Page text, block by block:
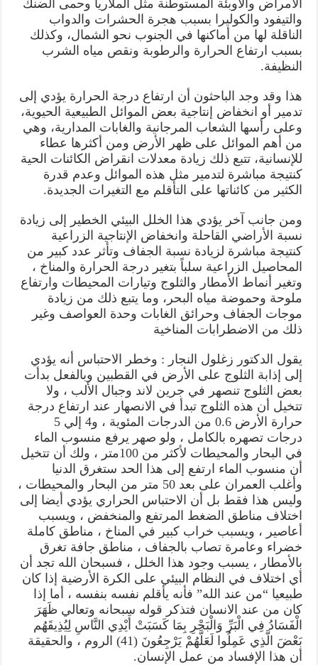
الأمراض والأوبئة المستوطنة مثل الملاريا وحمى الضنك
والتيفود والكوليرا بسبب هجرة الحشرات والدواب
الناقلة لها من أماكنها في الجنوب نحو الشمال، وكذلك
بسبب ارتفاع الحرارة والرطوبة ونقص مياه الشرب
النظيفة.
هذا وقد وجد الباحثون أن ارتفاع درجة الحرارة يؤدي إلى
تدمير أو انخفاض إنتاجية بعض الموائل الطبيعية الحيوية،
وعلى رأسها الشعاب المرجانية والغابات المدارية، وهي
من أهم الموائل على ظهر الأرض ومن أكثرها عطاء
للإنسانية، تتبع ذلك زيادة معدلات انقراض الكائنات الحية
كنتيجة مباشرة لتدمير مثل هذه الموائل وعدم قدرة
الكثير من كائناتها على التأقلم مع التغيرات الجديدة.
ومن جانب آخر يؤدي هذا الخلل البيئي الخطير إلى زيادة
نسبة الأراضي القاحلة وانخفاض الإنتاجية الزراعية
كنتيجة مباشرة لزيادة نسبة الجفاف وتأثر عدد كبير من
المحاصيل الزراعية سلباً بتغير درجة الحرارة والمناخ ،
وتغير أنماط الأمطار والثلوج وتيارات المحيطات وارتفاع
ملوحة وحموضة مياه البحر، وما يتبع ذلك من زيادة
موجات الجفاف وحرائق الغابات وحدة العواصف وغير
ذلك من الاضطرابات المناخية
يقول الدكتور زغلول النجار : وخطر الاحتباس أنه يؤدي
إلى إذابة الثلوج على الأرض في القطبين وبالفعل بدأت
بعض الثلوج تنصهر في جرين لاند وجبال الألب ، ولا
تتخيل أن هذه الثلوج تبدأ في الانصهار عند ارتفاع درجة
حرارة الأرض 0.6 من الدرجات المئوية ، و4 إلي 5
درجات تصهره بالكامل ، ولو صهر يرفع منسوب الماء
في البحار والمحيطات لأكثر من 100متر ، ولك أن تتخيل
أن منسوب الماء ارتفع إلى هذا الحد ستغرق الدنيا
وأغلب العمران على بعد 50 متر من البحار والمحيطات ،
وليس هذا فقط بل أن الاحتباس الحراري يؤدي أيضا إلى
اختلاف مناطق الضغط المرتفع والمنخفض ، ويسبب
أعاصير ، ويسبب خراب كبير في المناخ ، مناطق كاملة
خضراء وعامرة تصاب بالجفاف ، مناطق جافة تغرق
بالأمطار ، يسبب وجود هذا الخلل ، فسبحان الله تجد أن
أي اختلاف في النظام البيئي على الكرة الأرضية إذا كان
طبيعيا “من عند الله” فأنه يأقلم نفسه بنفسه ، أما إذا
كان من عند الانسان فتذكر قوله سبحانه وتعالي ظَهَرَ
الْفَسَادُ فِي الْبَرِّ وَالْبَحْرِ بِمَا كَسَبَتْ أَيْدِي النَّاسِ لِيُذِيقَهُم
بَعْضَ الَّذِي عَمِلُوا لَعَلَّهُمْ يَرْجِعُونَ (41) الروم ، والحقيقة
أن هذا الإفساد من عمل الإنسان.